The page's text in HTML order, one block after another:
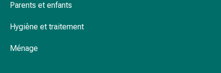
naturels
par
Parents et enfants
Hygiène et traitement
Ménage